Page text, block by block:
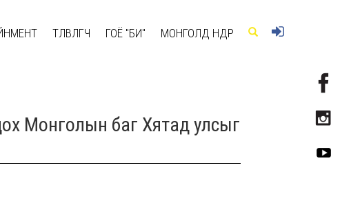
ТӨЛӨВЛӨГЧ ГОЁ "БИ" МОНГОЛД ӨНӨӨДӨР
Монголын баг Хятад улсыг